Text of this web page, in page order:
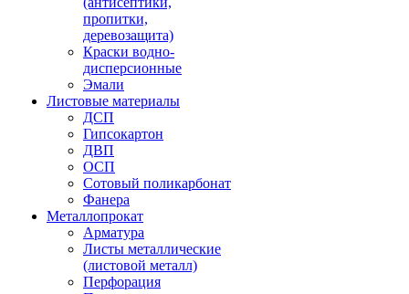
пропитки,
деревозащита)
Краски водно-
дисперсионные
Эмали
Листовые материалы
ДСП
Гипсокартон
ДВП
ОСП
Сотовый поликарбонат
Фанера
Металлопрокат
Арматура
Листы металлические
(листовой металл)
Перфорация